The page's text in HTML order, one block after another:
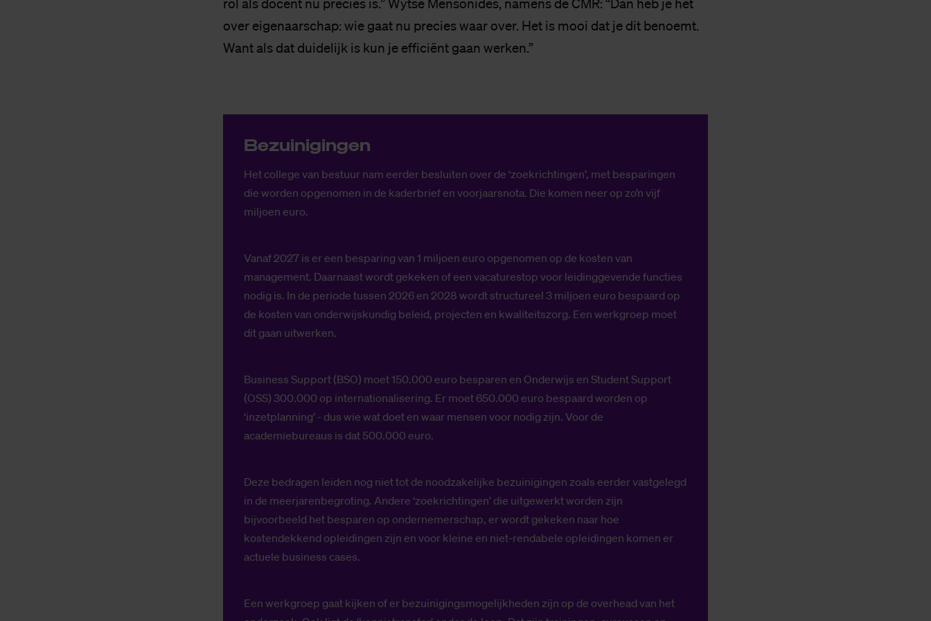
rol als docent nu precies is.” Wytse Mensonides, namens de CMR: “Dan heb je het
over eigenaarschap: wie gaat nu precies waar over. Het is mooi dat je dit benoemt.
Want als dat duidelijk is kun je efficiënt gaan werken.”
Be­zui­ni­gin­gen
Het college van bestuur nam eerder besluiten over de ‘zoekrichtingen’, met besparingen
die worden opgenomen in de kaderbrief en voorjaarsnota. Die komen neer op zo’n vijf
miljoen euro.
Vanaf 2027 is er een besparing van 1 miljoen euro opgenomen op de kosten van
management. Daarnaast wordt gekeken of een vacaturestop voor leidinggevende functies
nodig is. In de periode tussen 2026 en 2028 wordt structureel 3 miljoen euro bespaard op
de kosten van onderwijskundig beleid, projecten en kwaliteitszorg. Een werkgroep moet
dit gaan uitwerken.
Business Support (BSO) moet 150.000 euro besparen en Onderwijs en Student Support
(OSS) 300.000 op internationalisering. Er moet 650.000 euro bespaard worden op
‘inzetplanning’ - dus wie wat doet en waar mensen voor nodig zijn. Voor de
academiebureaus is dat 500.000 euro.
Deze bedragen leiden nog niet tot de noodzakelijke bezuinigingen zoals eerder vastgelegd
in de meerjarenbegroting. Andere ‘zoekrichtingen’ die uitgewerkt worden zijn
bijvoorbeeld het besparen op ondernemerschap, er wordt gekeken naar hoe
kostendekkend opleidingen zijn en voor kleine en niet-rendabele opleidingen komen er
actuele business cases.
Een werkgroep gaat kijken of er bezuinigingsmogelijkheden zijn op de overhead van het